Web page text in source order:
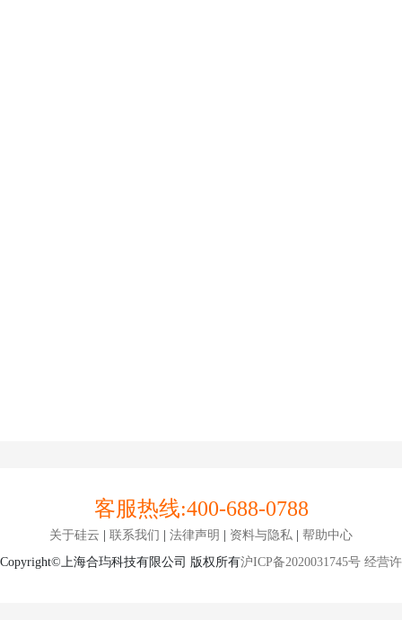
客服热线:400-688-0788
关于硅云 | 联系我们 | 法律声明 | 资料与隐私 | 帮助中心
Copyright©上海合玙科技有限公司 版权所有沪ICP备2020031745号 经营